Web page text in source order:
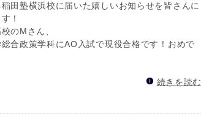
田塾横浜校に届いた嬉しいお知らせを皆さんに
！
のMさん、
合政策学科にAO入試で現役合格です！おめで
続きを読む